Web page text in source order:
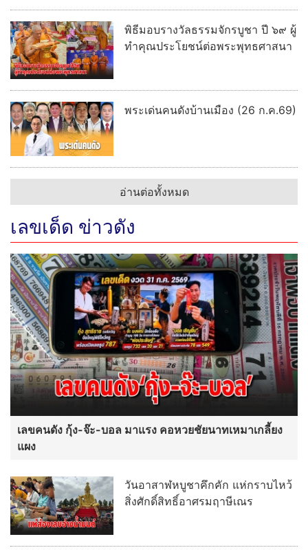
พิธีมอบรางวัลธรรมจักรบูชา ปี ๖๙ ผู้
ทำคุณประโยชน์ต่อพระพุทธศาสนา
พระเด่นคนดังบ้านเมือง (26 ก.ค.69)
อ่านต่อทั้งหมด
เลขเด็ด ข่าวดัง
เลขคนดัง กุ้ง-จ๊ะ-บอล มาแรง คอหวยชัยนาทเหมาเกลี้ยง
แผง
วันอาสาฬหบูชาคึกคัก แห่กราบไหว้
สิ่งศักดิ์สิทธิ์อาศรมฤาษีเณร